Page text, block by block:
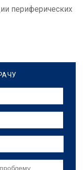
периферических